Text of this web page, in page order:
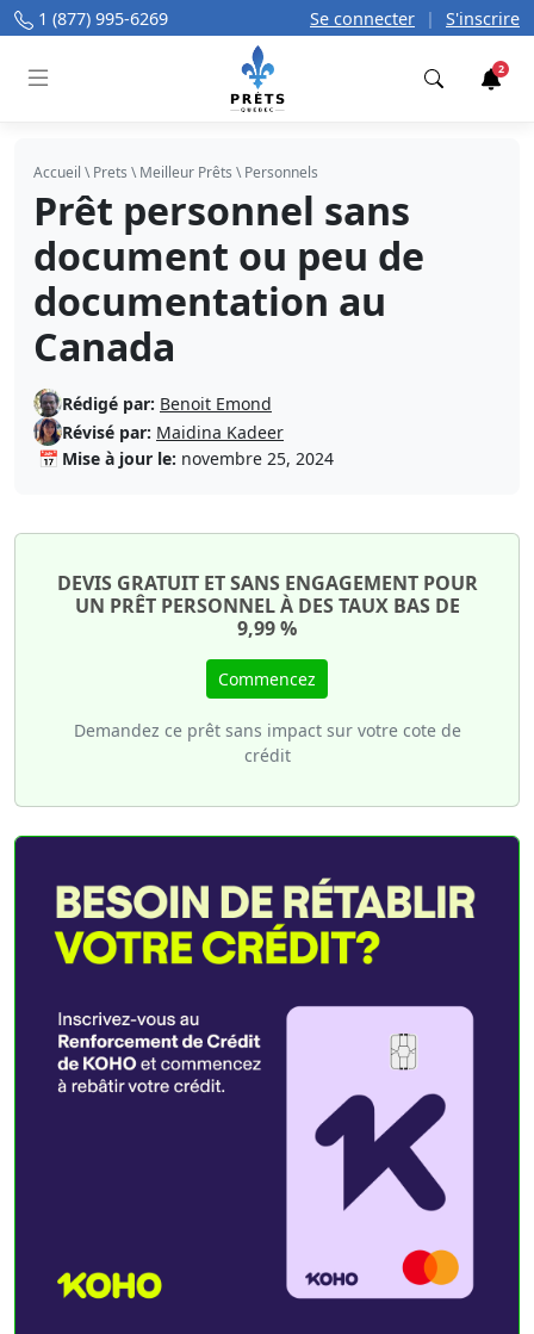
1 (877) 995-6269 Se connecter | S'inscrire
2
Accueil \Prets \Meilleur Prêts \Personnels
Prêt personnel sans
document ou peu de
documentation au
Canada
Rédigé par: Benoit Emond
Révisé par: Maidina Kadeer
📅 Mise à jour le: novembre 25, 2024
DEVIS GRATUIT ET SANS ENGAGEMENT POUR
UN PRÊT PERSONNEL À DES TAUX BAS DE
9,99 %
Commencez
Demandez ce prêt sans impact sur votre cote de
crédit